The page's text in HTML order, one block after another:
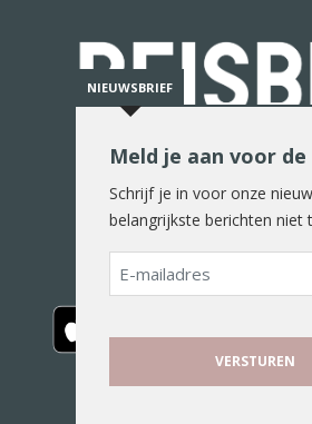
De reiswereld in woord
NIEUWSBRIEF
Meld je aan voor
Schrijf je in voor onze
belangrijkste berichten niet
E-
mailadres